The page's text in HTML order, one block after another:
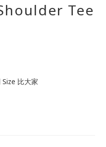
Tee
比大家